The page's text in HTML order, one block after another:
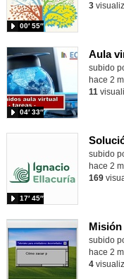
00′ 55″
3
Aula
subido
04′ 33″
hace 2
11
subido
17′ 45″
hace 2
169
subido
hace 2
4